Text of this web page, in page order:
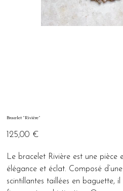
Bracelet "Rivière"
125,00 €
Le bracelet Rivière est une pièce
élégance et éclat. Composé
scintillantes taillées en baguette,